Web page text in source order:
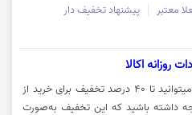
معتبر پیشنهاد تخفیف دار
برای خرید از فروشگاه اینترنتی اکالا میتوانید تا 40 درصد تخفیف برای خرید از
داشته باشید که این تخفیف به‌صورت